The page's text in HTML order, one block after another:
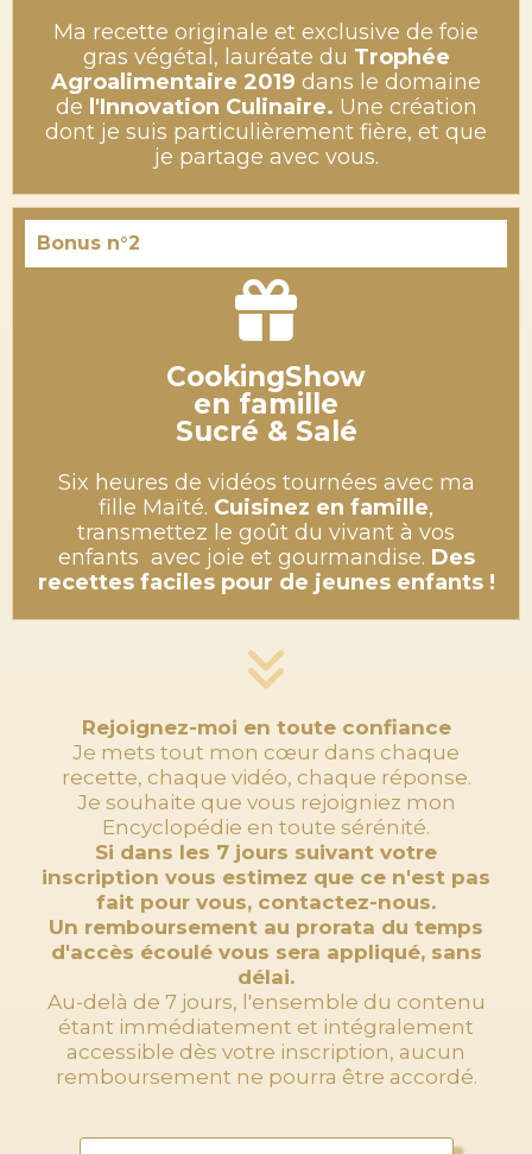
Ma recette originale et exclusive de foie
gras végétal, lauréate du Trophée
Agroalimentaire 2019 dans le domaine
de l'Innovation Culinaire. Une création
dont je suis particulièrement fière, et que
je partage avec vous.
Bonus n°2
CookingShow
en famille
Sucré & Salé
Six heures de vidéos tournées avec ma
fille Maïté. Cuisinez en famille,
transmettez le goût du vivant à vos
enfants avec joie et gourmandise. Des
recettes faciles pour de jeunes enfants !
Rejoignez-moi en toute confiance
Je mets tout mon cœur dans chaque
recette, chaque vidéo, chaque réponse.
Je souhaite que vous rejoigniez mon
Encyclopédie en toute sérénité.
Si dans les 7 jours suivant votre
inscription vous estimez que ce n'est pas
fait pour vous, contactez-nous.
Un remboursement au prorata du temps
d'accès écoulé vous sera appliqué, sans
délai.
Au-delà de 7 jours, l'ensemble du contenu
étant immédiatement et intégralement
accessible dès votre inscription, aucun
remboursement ne pourra être accordé.